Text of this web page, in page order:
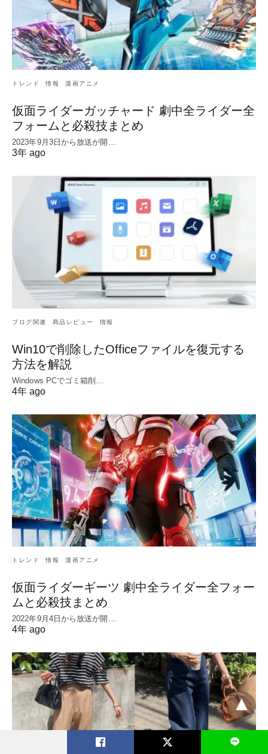
トレンド 情報 漫画アニメ
仮面ライダーガッチャード 劇中全ライダー全
フォームと必殺技まとめ
2023年9月3日から放送が開…
3年 ago
ブログ関連 商品レビュー 情報
Win10で削除したOfficeファイルを復元する
方法を解説
Windows PCでゴミ箱削…
4年 ago
トレンド 情報 漫画アニメ
仮面ライダーギーツ 劇中全ライダー全フォー
ムと必殺技まとめ
2022年9月4日から放送が開…
4年 ago
L